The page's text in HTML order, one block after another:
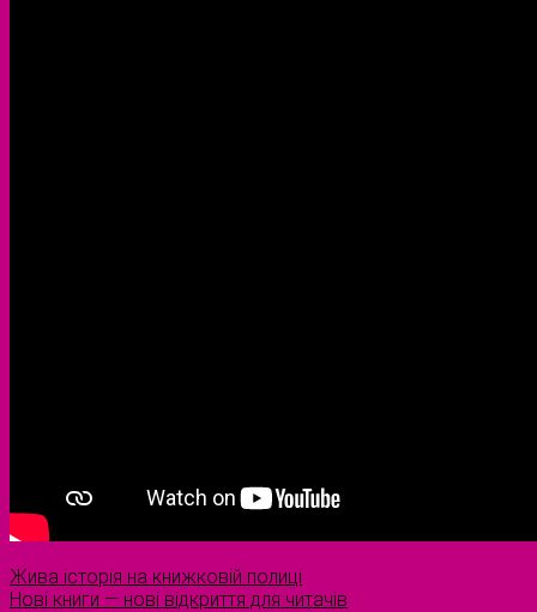
Жива історія на книжковій полиці
Нові книги — нові відкриття для читачів